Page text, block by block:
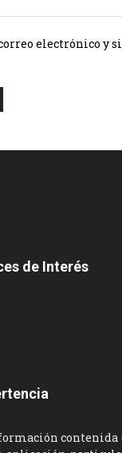
electrónico y
de Interés
contenida